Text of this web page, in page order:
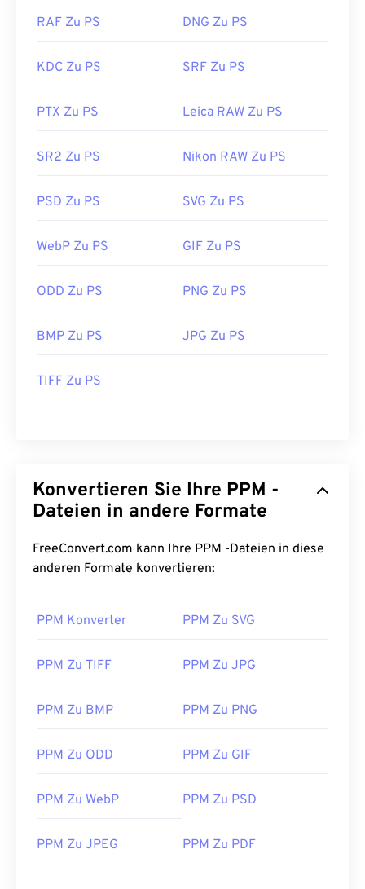
RAF Zu PS DNG Zu PS
KDC Zu PS SRF Zu PS
PTX Zu PS Leica RAW Zu PS
SR2 Zu PS Nikon RAW Zu PS
PSD Zu PS SVG Zu PS
WebP Zu PS GIF Zu PS
ODD Zu PS PNG Zu PS
BMP Zu PS JPG Zu PS
TIFF Zu PS
Konvertieren Sie Ihre PPM -
Dateien in andere Formate
FreeConvert.com kann Ihre PPM -Dateien in diese
anderen Formate konvertieren:
PPM Konverter PPM Zu SVG
PPM Zu TIFF PPM Zu JPG
PPM Zu BMP PPM Zu PNG
PPM Zu ODD PPM Zu GIF
PPM Zu WebP PPM Zu PSD
PPM Zu JPEG PPM Zu PDF